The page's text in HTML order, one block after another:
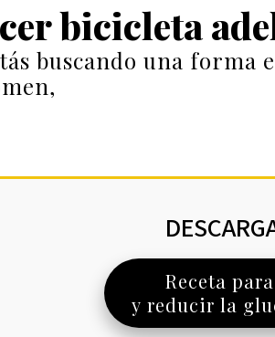
bicicleta
buscando una forma
Receta
y reducir la